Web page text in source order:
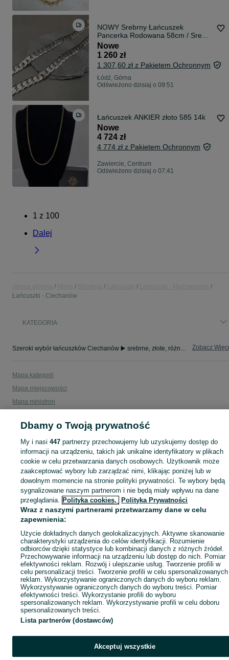
NOWY Srebrny Łańcuszek
Pancerka Rodowana 58cm / Srebro
925
Nowe
1 260 zł
1 307,60 zł z Pakietem Ochronnym
Łódź, Górna
Odświeżono dzisiaj o 09:51
Łańcuszek ANKIER złoto 585 14k
Nowe
4 724 zł
4 774 zł z Pakietem Ochronnym
Zawiercie, Centrum
Odświeżono dzisiaj o 07:41
1 z 100
Dalej
Łańcuszki - Ciechanów
KATEGORIA
Szeroki wybór łańcuszków Ciechanów ▶️ srebrne, złote, różne sploty i długości ✅ Nowe i używane w dobrych cenach ☝ Sprawdź ogłoszenia online na OLX.pl! Zobacz
Mapa kategorii
Mapa miejscowości
Mapa ministron
Dbamy o Twoją prywatność
My i nasi447 partnerzy przechowujemy lub uzyskujemy dostęp do
informacji na urządzeniu, takich jak unikalne identyfikatory w plikach
cookie w celu przetwarzania danych osobowych. Użytkownik może
zaakceptować wybory lub zarządzać nimi, klikając poniżej lub w
dowolnym momencie na stronie polityki prywatności. Te wybory będą
sygnalizowane naszym partnerom i nie będą miały wpływu na dane
przeglądania. Polityka cookies, Polityka Prywatności
Wraz z naszymi partnerami przetwarzamy dane w celu
zapewnienia:
Użycie dokładnych danych geolokalizacyjnych. Aktywne skanowanie
charakterystyki urządzenia do celów identyfikacji. Rozumienie
odbiorców dzięki statystyce lub kombinacji danych z różnych źródeł.
Przechowywanie informacji na urządzeniu lub dostęp do nich. Pomiar
efektywności reklam. Rozwój i ulepszanie usług. Tworzenie profili w
celu personalizacji treści. Tworzenie profili w celu spersonalizowanych
reklam. Wykorzystywanie ograniczonych danych do wyboru reklam.
Wykorzystywanie ograniczonych danych do wyboru treści. Pomiar
efektywności treści. Wykorzystanie profili do wyboru
spersonalizowanych reklam. Wykorzystywanie profili w celu doboru
spersonalizowanych treści.
Lista partnerów (dostawców)
Akceptuj wszystkie